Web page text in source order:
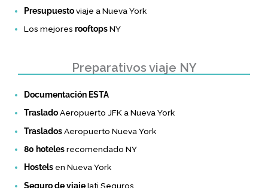
Presupuestoviaje a Nueva York
Los mejores rooftopsNY
Preparativos viaje NY
Documentación ESTA
TrasladoAeropuerto JFK a Nueva York
TrasladosAeropuerto Nueva York
80 hotelesrecomendado NY
Hostels en Nueva York
Seguro de viajeIati Seguros